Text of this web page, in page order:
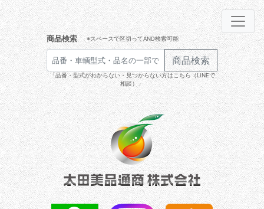
商品検索 ※スペースで区切ってAND検索可能
商品検索
「品番・型式がわからない・見つからない方はこちら（LINEで
相談）」